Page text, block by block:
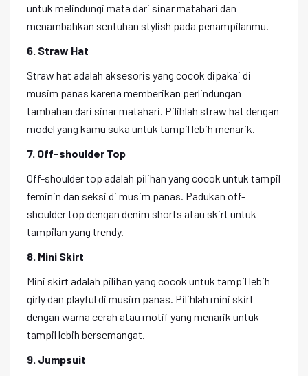
untuk melindungi mata dari sinar matahari dan
menambahkan sentuhan stylish pada penampilanmu.
6. Straw Hat
Straw hat adalah aksesoris yang cocok dipakai di
musim panas karena memberikan perlindungan
tambahan dari sinar matahari. Pilihlah straw hat dengan
model yang kamu suka untuk tampil lebih menarik.
7. Off-shoulder Top
Off-shoulder top adalah pilihan yang cocok untuk tampil
feminin dan seksi di musim panas. Padukan off-
shoulder top dengan denim shorts atau skirt untuk
tampilan yang trendy.
8. Mini Skirt
Mini skirt adalah pilihan yang cocok untuk tampil lebih
girly dan playful di musim panas. Pilihlah mini skirt
dengan warna cerah atau motif yang menarik untuk
tampil lebih bersemangat.
9. Jumpsuit